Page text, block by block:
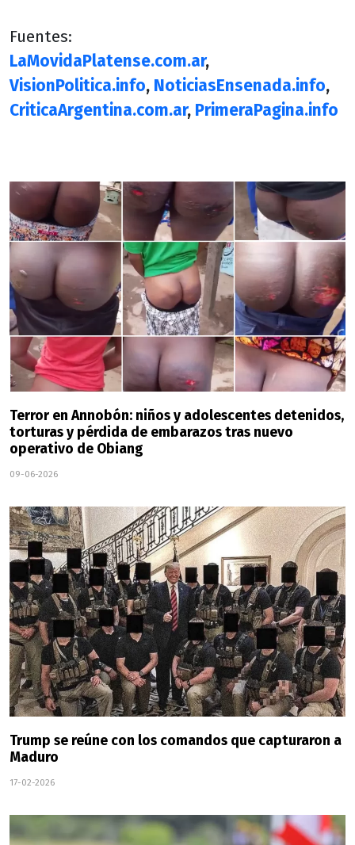
Fuentes:
LaMovidaPlatense.com.ar,
VisionPolitica.info, NoticiasEnsenada.info,
CriticaArgentina.com.ar, PrimeraPagina.info
Terror en Annobón: niños y adolescentes detenidos,
torturas y pérdida de embarazos tras nuevo
operativo de Obiang
09-06-2026
Trump se reúne con los comandos que capturaron a
Maduro
17-02-2026